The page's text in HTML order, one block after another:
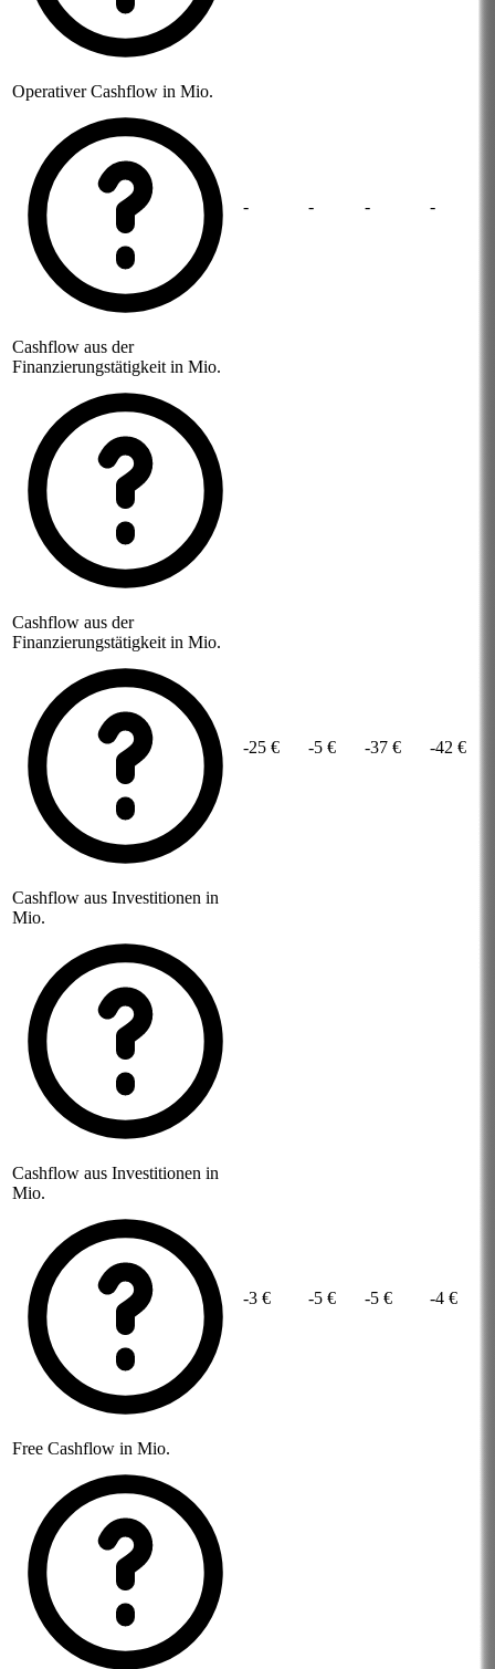
Operativer Cashflow in Mio.
- - - -
Cashflow aus der
Finanzierungstätigkeit in Mio.
Cashflow aus der
Finanzierungstätigkeit in Mio.
-25 € -5 € -37 € -42 €
Cashflow aus Investitionen in
Mio.
Cashflow aus Investitionen in
Mio.
-3 € -5 € -5 € -4 €
Free Cashflow in Mio.